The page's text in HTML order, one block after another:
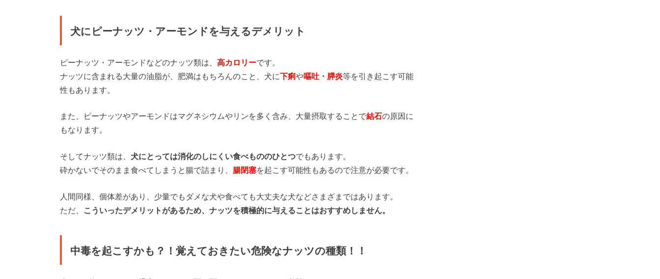
犬にピーナッツ・アーモンドを与えるデメリット
ピーナッツ・アーモンドなどのナッツ類は、 高カロリーです。
ナッツに含まれる大量の油脂が、肥満はもちろんのこと、犬に下痢や嘔吐・膵炎等を引き起こす可能
性もあります。
また、ピーナッツやアーモンドはマグネシウムやリンを多く含み、大量摂取することで結石の原因に
もなります。
そしてナッツ類は、 犬にとっては消化のしにくい食べもののひとつでもあります。
砕かないでそのまま食べてしまうと腸で詰まり、 腸閉塞を起こす可能性もあるので注意が必要です。
人間同様、個体差があり、少量でもダメな犬や食べても大丈夫な犬などさまざまではあります。
ただ、
こういったデメリットがあるため、ナッツを積極的に与えることはおすすめしません。
中毒を起こすかも？！覚えておきたい危険なナッツの種類！！